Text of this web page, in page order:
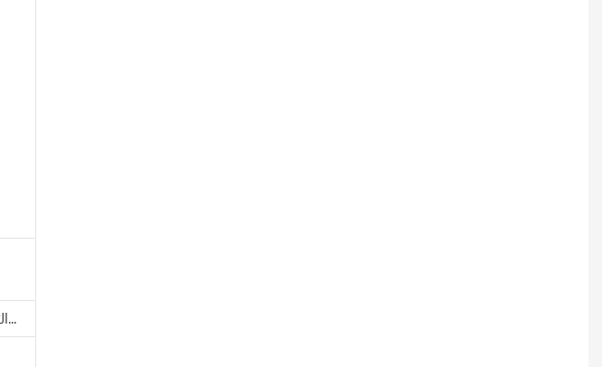
التصميم حسب متطلبات العميل. مثل المواد والشكل والحجم وشعار الطباعة. الخ...